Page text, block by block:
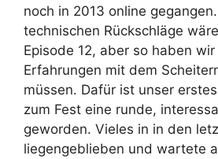
noch in 2013 online
technischen Rückschläge
Episode 12, aber so haben
Erfahrungen mit dem
müssen. Dafür ist unser
zum Fest eine runde,
geworden. Vieles in in den
liegengeblieben und wartete